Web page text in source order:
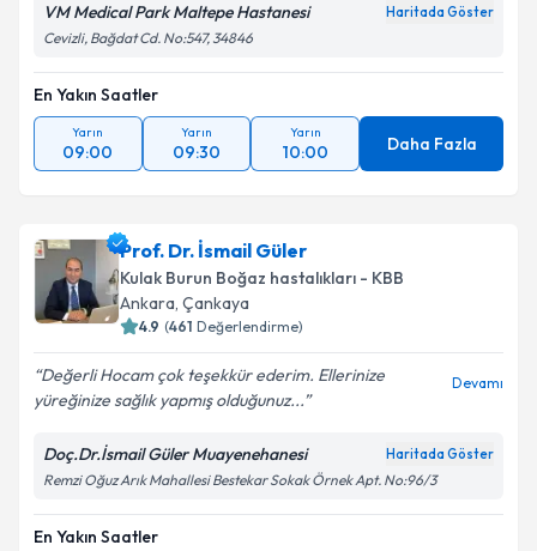
Metni 'ni okudum ve kişisel verilerimin belirtilen
kapsamda işlenmesini kabul ediyorum.
Takvim Talebini Gönder
VM Medical Park Maltepe Hastanesi Haritada Göster
Cevizli, Bağdat Cd. No:547, 34846
En Yakın Saatler
Yarın
09:00
Yarın
09:30
Yarın
10:00 Daha Fazla
Prof. Dr. İsmail Güler
Kulak Burun Boğaz hastalıkları - KBB
Ankara, Çankaya
4.9 (461 Değerlendirme)
Değerli Hocam çok teşekkür ederim. Ellerinize
yüreğinize sağlık yapmış olduğunuz...
Devamı
Doç.Dr.İsmail Güler Muayenehanesi Haritada Göster
Remzi Oğuz Arık Mahallesi Bestekar Sokak Örnek Apt. No:96/3
En Yakın Saatler